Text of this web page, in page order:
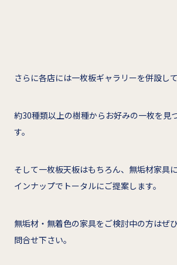
さらに各店には一枚板ギャラリーを併設して
約30種類以上の樹種からお好みの一枚を見
す。
そして一枚板天板はもちろん、無垢材家具
インナップでトータルにご提案します。
無垢材・無着色の家具をご検討中の方はぜ
問合せ下さい。